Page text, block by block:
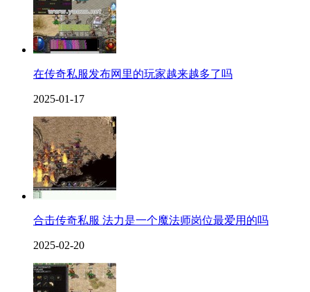
在传奇私服发布网里的玩家越来越多了吗
2025-01-17
合击传奇私服 法力是一个魔法师岗位最爱用的吗
2025-02-20